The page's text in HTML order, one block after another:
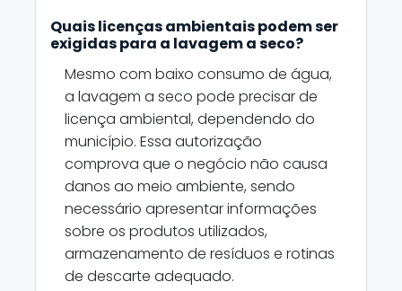
Quais licenças ambientais podem ser
exigidas para a lavagem a seco?
Mesmo com baixo consumo de água,
a lavagem a seco pode precisar de
licença ambiental, dependendo do
município. Essa autorização
comprova que o negócio não causa
danos ao meio ambiente, sendo
necessário apresentar informações
sobre os produtos utilizados,
armazenamento de resíduos e rotinas
de descarte adequado.